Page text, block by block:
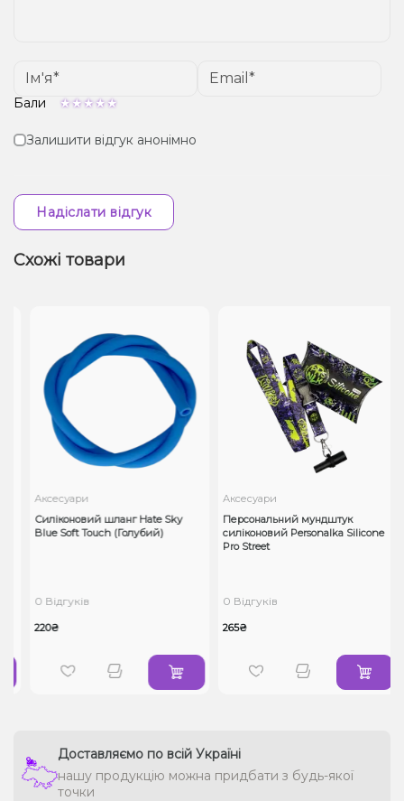
Бали
Залишити відгук анонімно
Надіслати відгук
Схожі товари
Аксесуари
Силіконовий шланг Hate Sky
Blue Soft Touch (Голубий)
0 Відгуків
220₴
Аксесуари
Персональний мундштук
силіконовий Personalka Silicone
Pro Street
0 Відгуків
265₴
Доставляємо по всій Україні
нашу продукцію можна придбати з будь-якої
точки